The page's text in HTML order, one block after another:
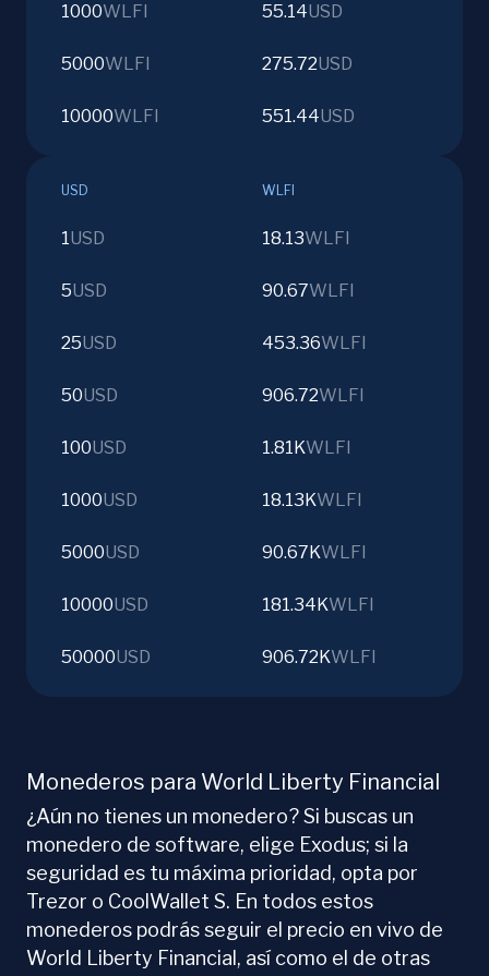
1000WLFI 55.14USD
5000WLFI 275.72USD
10000WLFI 551.44USD
USD WLFI
1USD 18.13WLFI
5USD 90.67WLFI
25USD 453.36WLFI
50USD 906.72WLFI
100USD 1.81KWLFI
1000USD 18.13KWLFI
5000USD 90.67KWLFI
10000USD 181.34KWLFI
50000USD 906.72KWLFI
Monederos para World Liberty Financial
¿Aún no tienes un monedero? Si buscas un
monedero de software, elige Exodus; si la
seguridad es tu máxima prioridad, opta por
Trezor o CoolWallet S. En todos estos
monederos podrás seguir el precio en vivo de
World Liberty Financial, así como el de otras